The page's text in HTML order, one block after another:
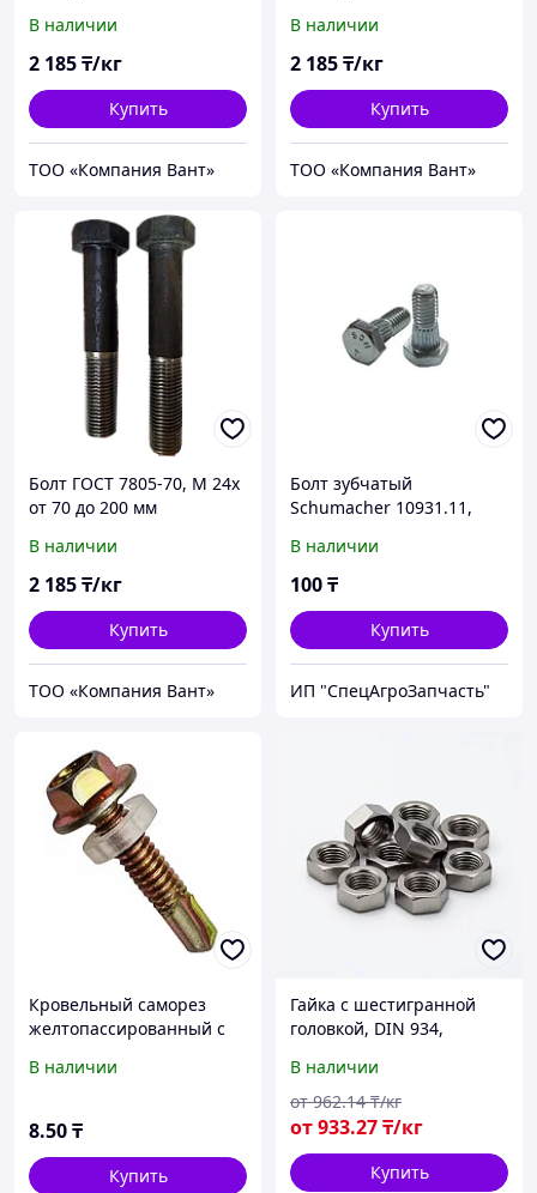
В наличии
2 185₸/кг
Купить
ТОО «Компания Вант»
В наличии
2 185₸/кг
Купить
ТОО «Компания Вант»
Болт ГОСТ 7805-70, М 24х
от 70 до 200 мм
В наличии
2 185₸/кг
Купить
ТОО «Компания Вант»
Болт зубчатый
Schumacher 10931.11,
В наличии
100₸
Купить
ИП "СпецАгроЗапчасть"
Кровельный саморез
желтопассированный с
силиконовой прокладкой
В наличии
8.50₸
Купить
Гайка с шестигранной
головкой, DIN 934,
В наличии
от933.27₸/кг
от 962.14 ₸/кг
Купить